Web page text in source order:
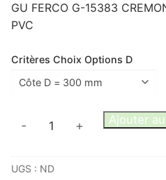
GU FERCO G-15383
PVC
Critères Choix Options D
quantité
FERCO
- + Ajouter
UGS : ND